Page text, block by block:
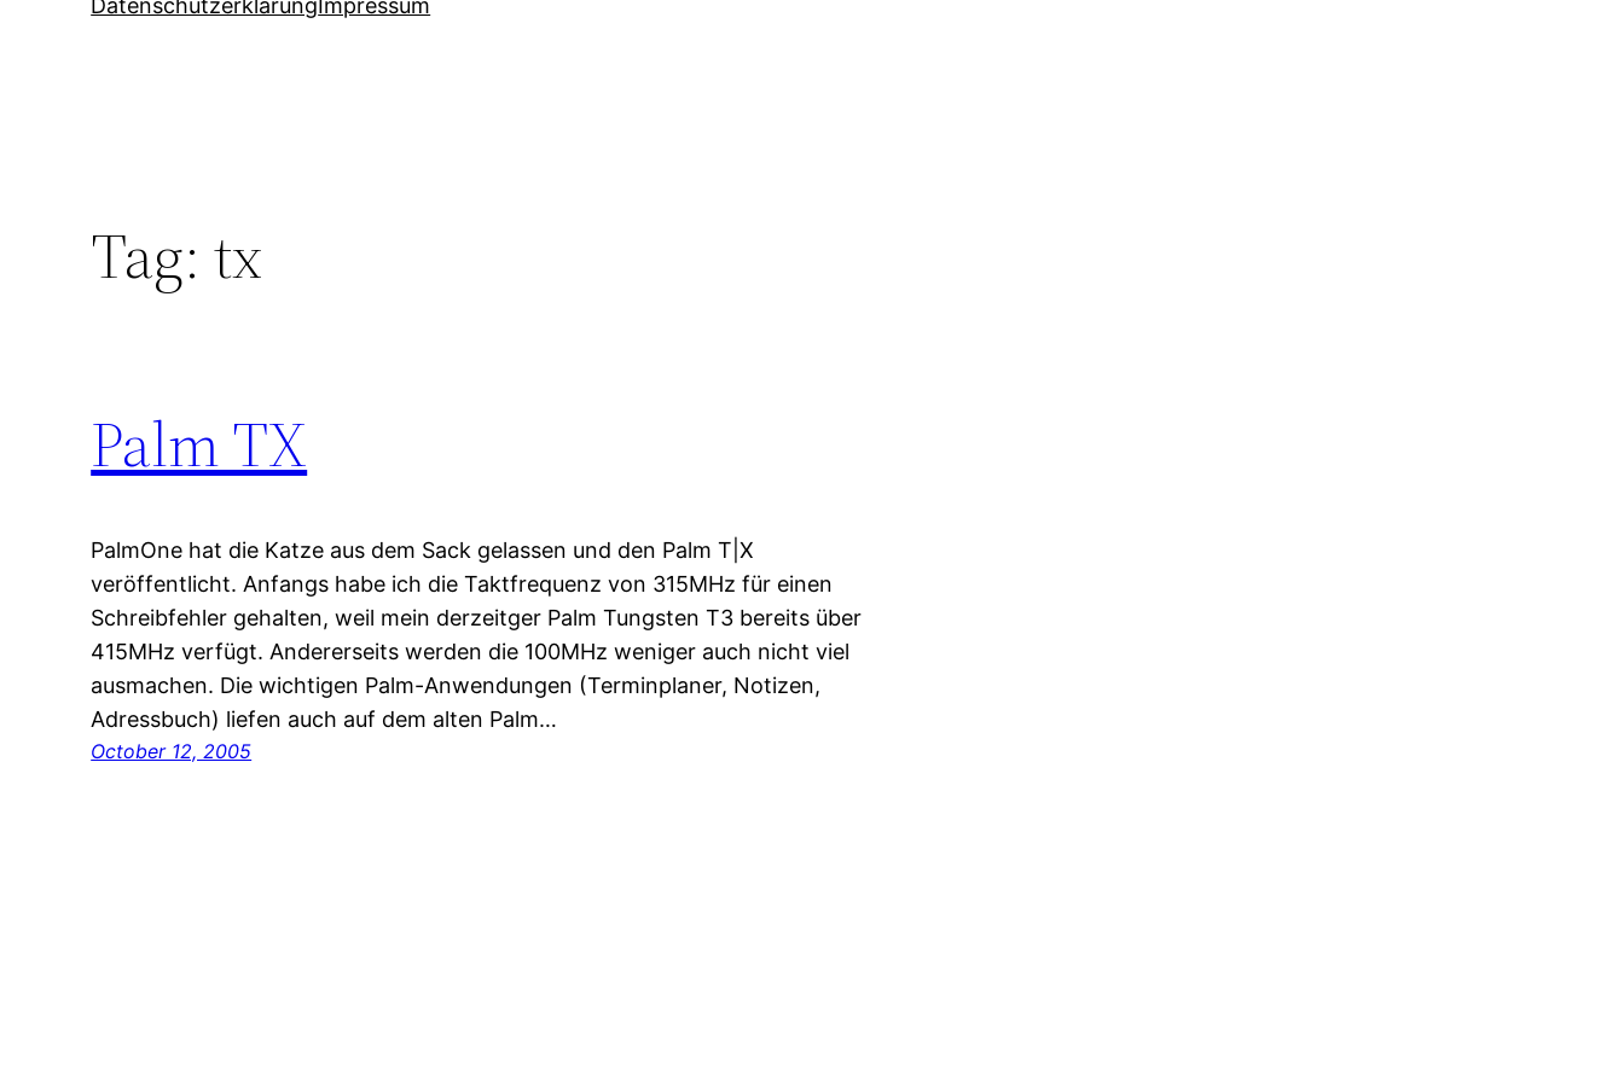
DatenschutzerklärungImpressum
Tag:tx
Palm TX
PalmOne hat die Katze aus dem Sack gelassen und den Palm T|X
veröffentlicht. Anfangs habe ich die Taktfrequenz von 315MHz für einen
Schreibfehler gehalten, weil mein derzeitger Palm Tungsten T3 bereits über
415MHz verfügt. Andererseits werden die 100MHz weniger auch nicht viel
ausmachen. Die wichtigen Palm-Anwendungen (Terminplaner, Notizen,
Adressbuch) liefen auch auf dem alten Palm…
October 12, 2005